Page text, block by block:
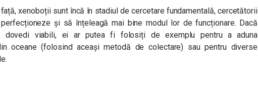
xenoboții sunt încă în stadiul de cercetare fundamentală, cercetătorii
și să înțeleagă mai bine modul lor de funcționare. Dacă
dovedi viabili, ei ar putea fi folosiți de exemplu pentru a aduna
oceane (folosind aceași metodă de colectare) sau pentru diverse